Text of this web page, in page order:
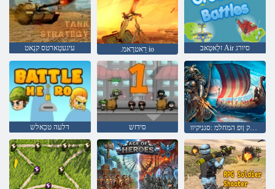
עיגעטַארטס קנַאט .רַאטרָאמ io זלַאטַאב Air סיורג
דלעה טכַאלש סידזש זנַאלק ןופ המחלמ :סגניקיוו